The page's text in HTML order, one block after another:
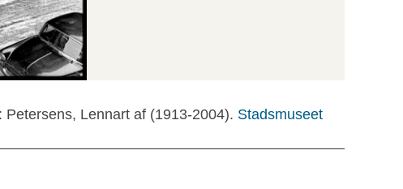
Petersens, Lennart af (1913-2004). Stadsmuseet